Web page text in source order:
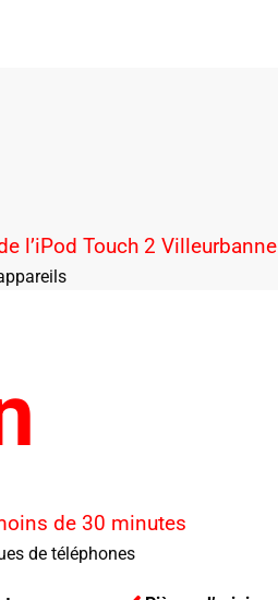
l’iPod Touch 2 Villeurbanne
de 30 minutes
de téléphones